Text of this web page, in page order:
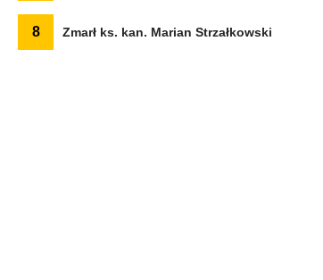
8 Zmarł ks. kan. Marian Strzałkowski